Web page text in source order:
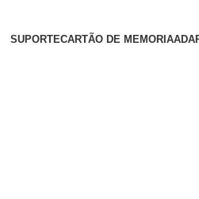
SUPORTECARTÃO DE MEMORIA